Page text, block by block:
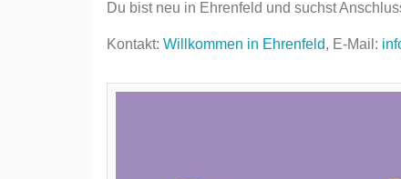
Du bist neu in Ehrenfeld und suchst
Kontakt: Willkommen in Ehrenfeld, E-Mail: